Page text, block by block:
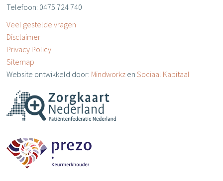
Telefoon: 0475 724 740
Veel gestelde vragen
Disclaimer
Privacy Policy
Sitemap
Website ontwikkeld door: Mindworkzen Sociaal Kapitaal